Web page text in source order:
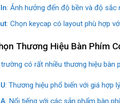
: Ảnh hưởng đến độ bền và độ sắc
: Chọn keycap có layout phù hợp
Thương Hiệu Bàn Phím
có rất nhiều thương hiệu bàn
: Thương hiệu phổ biến với giá hợp